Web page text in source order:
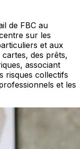
de FBC au
sur les
et aux
des prêts,
associant
risques collectifs
et les